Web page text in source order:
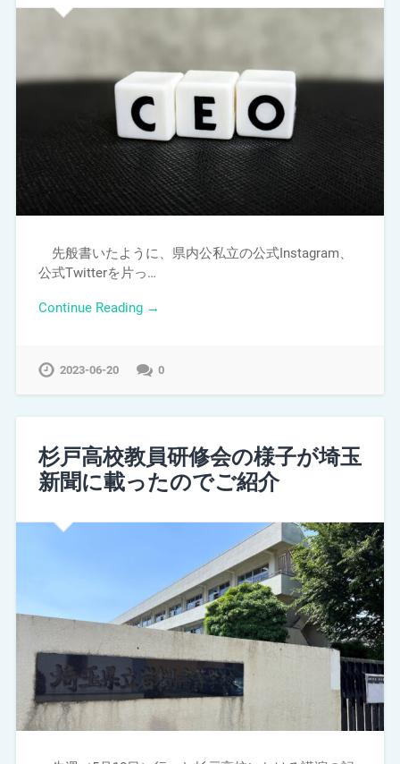
先般書いたように、県内公私立の公式Instagram、
公式Twitterを片っ…
Continue Reading →
2023-06-20 0
杉戸高校教員研修会の様子が埼玉
新聞に載ったのでご紹介